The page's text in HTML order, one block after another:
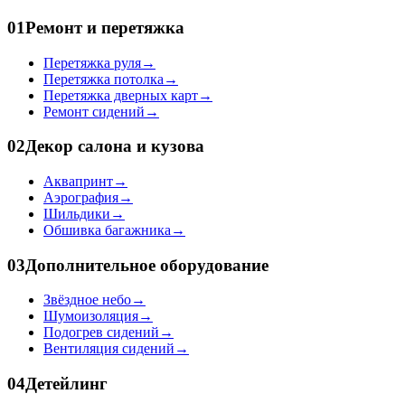
01Ремонт и перетяжка
Перетяжка руля→
Перетяжка потолка →
Перетяжка дверных карт→
Ремонт сидений →
02Декор салона и кузова
Аквапринт→
Аэрография→
Шильдики →
Обшивка багажника →
03Дополнительное оборудование
Звёздное небо→
Шумоизоляция→
Подогрев сидений →
Вентиляция сидений →
04Детейлинг